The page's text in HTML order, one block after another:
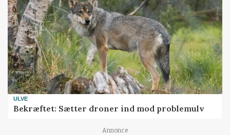
ULVE
Bekræftet: Sætter droner ind mod problemulv
Annonce